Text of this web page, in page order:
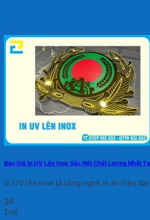
Báo Giá In UV Lên Inox Sắc Nét Chất Lượng Nhất
In UV lên inox là công nghệ in ấn hiện
26
Th6